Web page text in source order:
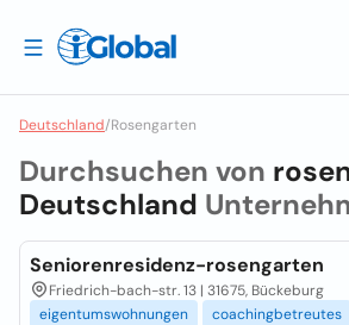
Deutschland/Rosengarten
Durchsuchen von
Deutschland
Seniorenresidenz-rosengarten
Friedrich-bach-str. 13 | 31675, Bückeburg
eigentumswohnungen
coachingbetreutes